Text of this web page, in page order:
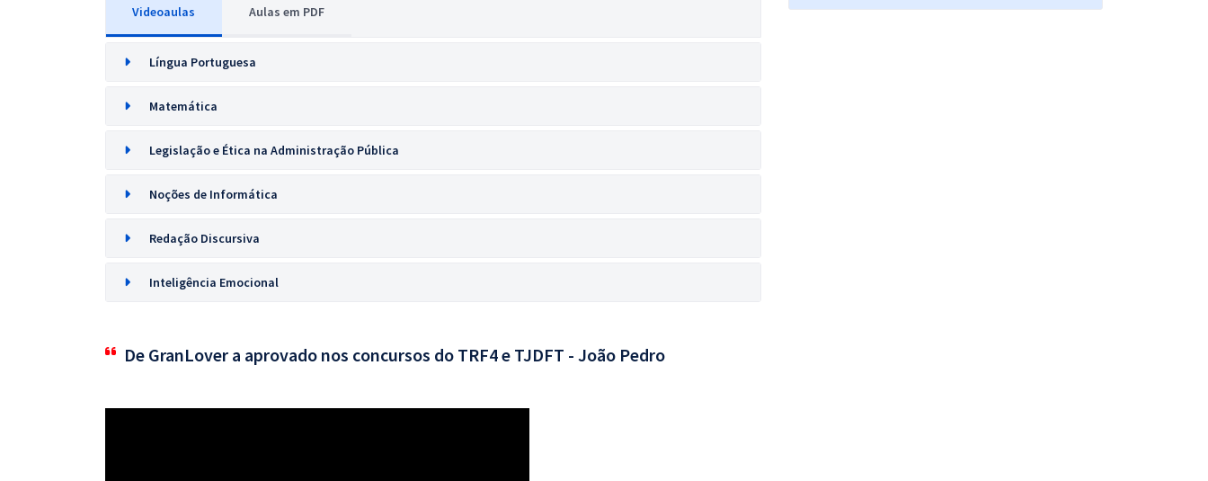
Videoaulas Aulas em PDF
Língua Portuguesa
Matemática
Legislação e Ética na Administração Pública
Noções de Informática
Redação Discursiva
Inteligência Emocional
De GranLover a aprovado nos concursos do TRF4 e TJDFT - João Pedro